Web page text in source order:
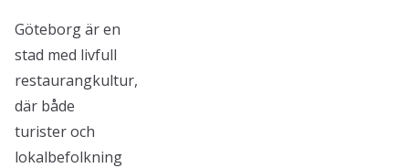
Göteborg är en
stad med livfull
restaurangkultur,
där både
turister och
lokalbefolkning